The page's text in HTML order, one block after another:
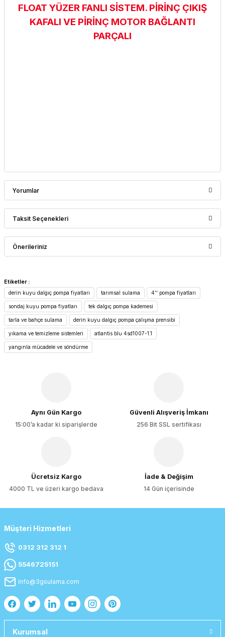
FLOAT YÜZER FANLI SİSTEM. PİRİNÇ ÇIKIŞ
KAFALI VE PİRİNÇ MOTOR BAĞLANTI
PARÇALI
Yorumlar
Bu ürüne ilk yorumu siz yapın!
Taksit Seçenekleri
Önerileriniz
konularda yetersiz gördüğünüz noktaları öneri formunu
kullanarak tarafımıza iletebilirsiniz.
Görüş ve önerileriniz için teşekkür ederiz.
Ürün resmi kalitesiz, bozuk veya görüntülenemiyor.
Ürün açıklamasında eksik bilgiler bulunuyor.
Etiketler :
derin kuyu dalgıç pompa fiyatları
tarımsal sulama 4'' pompa fiyatları
sondaj kuyu pompa fiyatları tek dalgıç pompa kademesi
tarla ve bahçe sulama derin kuyu dalgıç pompa çalışma prensibi
yıkama ve temizleme sistemleri atlantis blu 4sd1007-1.1
yangınla mücadele ve söndürme
Aynı Gün Kargo
15:00’a kadar ki siparişlerde
Güvenli Alışveriş İmkanı
256 Bit SSL sertifikası
Ücretsiz Kargo
4000 TL ve üzeri kargo bedava
İade & Değişim
14 Gün içerisinde
Müşteri Hizmetleri
0312 312 312 1
5546725151
info@3gsulama.com
Kurumsal